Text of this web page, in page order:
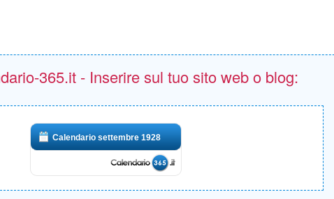
365.it - Inserire sul tuo sito web o blog:
Calendario settembre 1928